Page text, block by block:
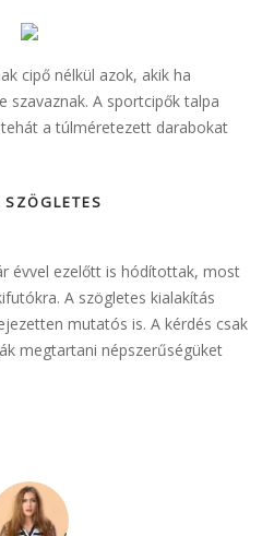
cipő nélkül azok, akik ha
szavaznak. A sportcipők talpa
a túlméretezett darabokat
évvel ezelőtt is hódítottak, most
A szögletes kialakítás
mutatós is. A kérdés csak
megtartani népszerűségüket